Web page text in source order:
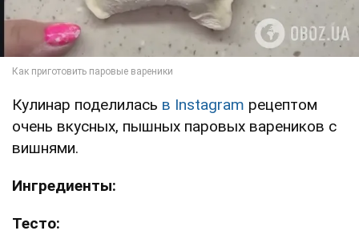
Кулинар поделилась в Instagram рецептом
очень вкусных, пышных паровых вареников с
вишнями.
Ингредиенты:
Тесто: